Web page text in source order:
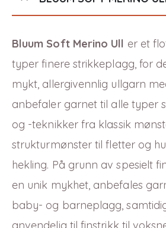
Bluum Soft Merino Ull er et
typer finere strikkeplagg, for
mykt, allergivennlig ullgarn
anbefaler garnet til alle typer
og -teknikker fra klassik
strukturmønster til fletter og
hekling. På grunn av spesielt
en unik mykhet, anbefales
baby- og barneplagg,